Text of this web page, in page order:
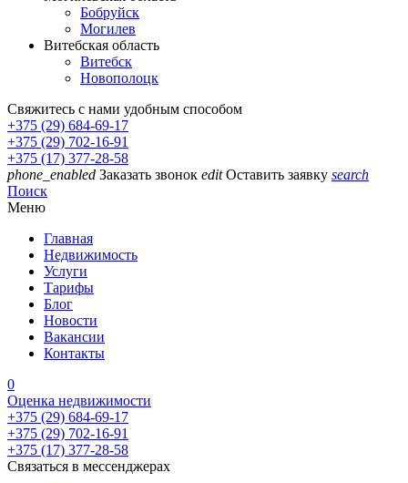
Бобруйск
Могилев
Витебская область
Витебск
Новополоцк
Свяжитесь с нами удобным способом
+375 (29) 684-69-17
+375 (29) 702-16-91
+375 (17) 377-28-58
phone_enabled Заказать звонок edit Оставить заявку search
Поиск
Меню
Главная
Недвижимость
Услуги
Тарифы
Блог
Новости
Вакансии
Контакты
0
Оценка недвижимости
+375 (29) 684-69-17
+375 (29) 702-16-91
+375 (17) 377-28-58
Связаться в мессенджерах